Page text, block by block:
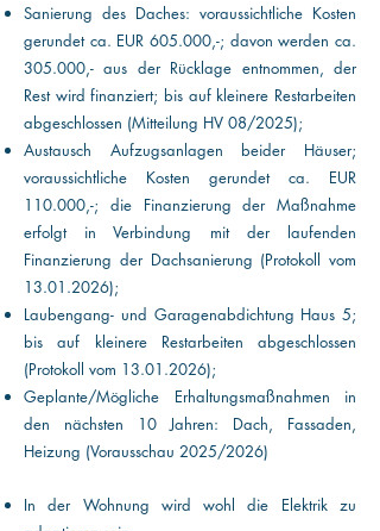
Sanierung des Daches: voraussichtliche Kosten
gerundet ca. EUR 605.000,-; davon werden ca.
305.000,- aus der Rücklage entnommen, der
Rest wird finanziert; bis auf kleinere Restarbeiten
abgeschlossen (Mitteilung HV 08/2025);
Austausch Aufzugsanlagen beider Häuser;
voraussichtliche Kosten gerundet ca. EUR
110.000,-; die Finanzierung der Maßnahme
erfolgt in Verbindung mit der laufenden
Finanzierung der Dachsanierung (Protokoll vom
13.01.2026);
Laubengang- und Garagenabdichtung Haus 5;
bis auf kleinere Restarbeiten abgeschlossen
(Protokoll vom 13.01.2026);
Geplante/Mögliche Erhaltungsmaßnahmen in
den nächsten 10 Jahren: Dach, Fassaden,
Heizung (Vorausschau 2025/2026)
In der Wohnung wird wohl die Elektrik zu